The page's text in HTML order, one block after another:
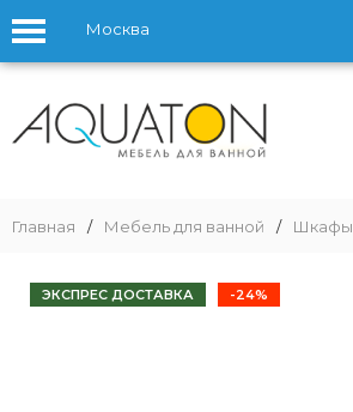
Москва
Главная / Мебель для ванной / Шкафы
ЭКСПРЕС ДОСТАВКА -24%